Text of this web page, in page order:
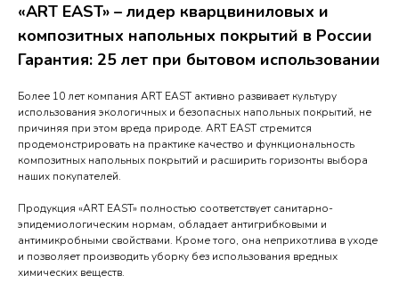
«ART EAST» – лидер кварцвиниловых и
композитных напольных покрытий в России
Гарантия: 25 лет при бытовом использовании
Более 10 лет компания ART EAST активно развивает культуру
использования экологичных и безопасных напольных покрытий, не
причиняя при этом вреда природе. ART EAST стремится
продемонстрировать на практике качество и функциональность
композитных напольных покрытий и расширить горизонты выбора
наших покупателей.
Продукция «ART EAST» полностью соответствует санитарно-
эпидемиологическим нормам, обладает антигрибковыми и
антимикробными свойствами. Кроме того, она неприхотлива в уходе
и позволяет производить уборку без использования вредных
химических веществ.